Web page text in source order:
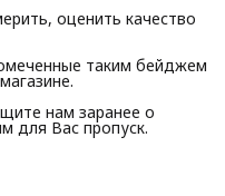
оценить качество
таким бейджем
нам заранее о
для Вас пропуск.